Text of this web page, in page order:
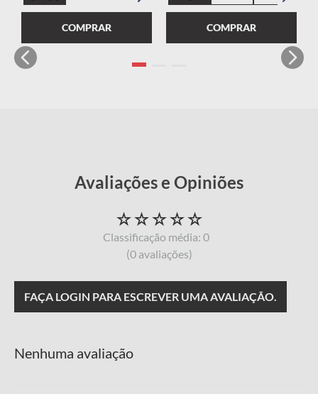
COMPRAR COMPRAR
☆☆☆☆☆
Classificação média: 0
(0 avaliações)
FAÇA LOGIN PARA ESCREVER UMA AVALIAÇÃO.
Nenhuma avaliação